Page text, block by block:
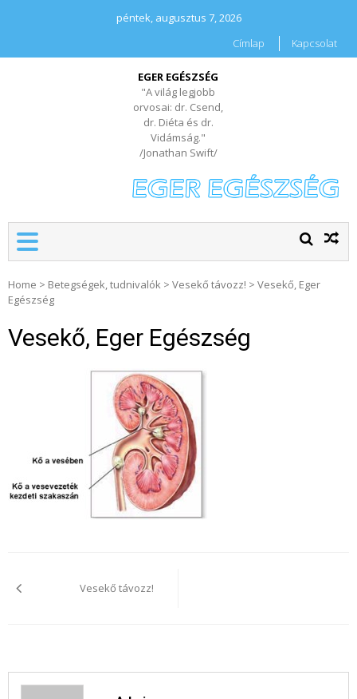
péntek, augusztus 7, 2026
Címlap
Kapcsolat
EGER EGÉSZSÉG
"A világ legjobb
orvosai: dr. Csend,
dr. Diéta és dr.
Vidámság."
/Jonathan Swift/
Home > Betegségek, tudnivalók > Vesekő távozz! > Vesekő, Eger
Egészség
Vesekő, Eger Egészség
navigáció Vesekő távozz!